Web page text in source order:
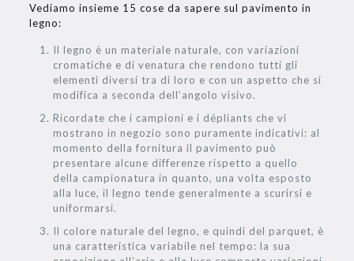
Vediamo insieme 15 cose da sapere sul pavimento in
legno:
Il legno è un materiale naturale, con variazioni
cromatiche e di venatura che rendono tutti gli
elementi diversi tra di loro e con un aspetto che si
modifica a seconda dell’angolo visivo.
Ricordate che i campioni e i dépliants che vi
mostrano in negozio sono puramente indicativi: al
momento della fornitura il pavimento può
presentare alcune differenze rispetto a quello
della campionatura in quanto, una volta esposto
alla luce, il legno tende generalmente a scurirsi e
uniformarsi.
Il colore naturale del legno, e quindi del parquet, è
una caratteristica variabile nel tempo: la sua